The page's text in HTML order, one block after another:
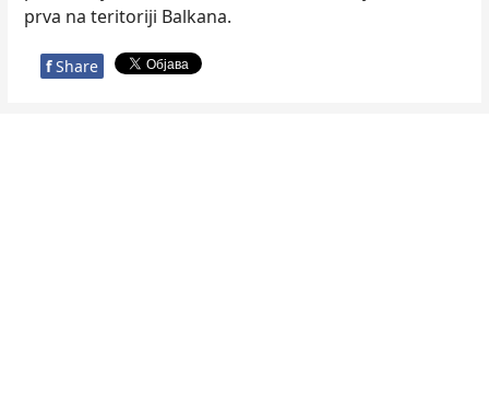
prva na teritoriji Balkana.
f Share